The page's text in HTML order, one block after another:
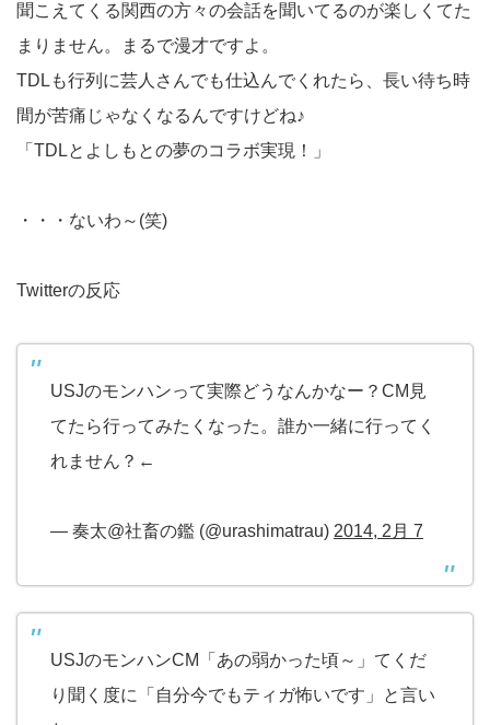
聞こえてくる関西の方々の会話を聞いてるのが楽しくてた
まりません。まるで漫才ですよ。
TDLも行列に芸人さんでも仕込んでくれたら、長い待ち時
間が苦痛じゃなくなるんですけどね♪
「TDLとよしもとの夢のコラボ実現！」
・・・ないわ～(笑)
Twitterの反応
USJのモンハンって実際どうなんかなー？CM見
てたら行ってみたくなった。誰か一緒に行ってく
れません？←
— 奏太@社畜の鑑 (@urashimatrau) 2014, 2月 7
USJのモンハンCM「あの弱かった頃～」てくだ
り聞く度に「自分今でもティガ怖いです」と言い